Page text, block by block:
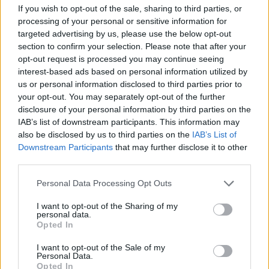
If you wish to opt-out of the sale, sharing to third parties, or
processing of your personal or sensitive information for
targeted advertising by us, please use the below opt-out
section to confirm your selection. Please note that after your
opt-out request is processed you may continue seeing
interest-based ads based on personal information utilized by
us or personal information disclosed to third parties prior to
your opt-out. You may separately opt-out of the further
disclosure of your personal information by third parties on the
IAB’s list of downstream participants. This information may
also be disclosed by us to third parties on the IAB’s List of
Downstream Participants that may further disclose it to other
Personal Data Processing Opt Outs
I want to opt-out of the Sharing of my
personal data.
Opted In
I want to opt-out of the Sale of my
Personal Data.
Opted In
συγκεκριμένες παρεμβάσεις μετατρέπουν
δεσμεύσεις σε μετρήσιμα αποτελέσματα προς
όφελος των πολιτών και της οικονομίας,
ενισχύοντας την κοινωνική συνοχή και την
αναπτυξιακή δυναμική της χώρας».
«Προετοιμαζόμαστε με συνέπεια για το τελικό
αίτημα του Σεπτεμβρίου 2026, που θα
σηματοδοτήσει την επιτυχή ολοκλήρωση του
Ταμείου»
Τέλος, ο διοικητής του Ταμείου Ανάκαμψης, κ.
Ορέστης Καβαλάκης, σημείωσε: «Η υποβολή του
νέου διπλού αιτήματος επιβεβαιώνει τη σταθερή
Ανάκαμψης, η οποία προχωρά σύμφωνα με τον
προγραμματισμό, τα ορόσημα εκπληρώνονται και
ολοκληρώνονται σημαντικές παρεμβάσεις σε
κρίσιμους τομείς της οικονομίας και της